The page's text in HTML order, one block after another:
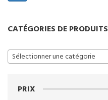
CATÉGORIES DE PRODUITS
Sélectionner une catégorie
PRIX